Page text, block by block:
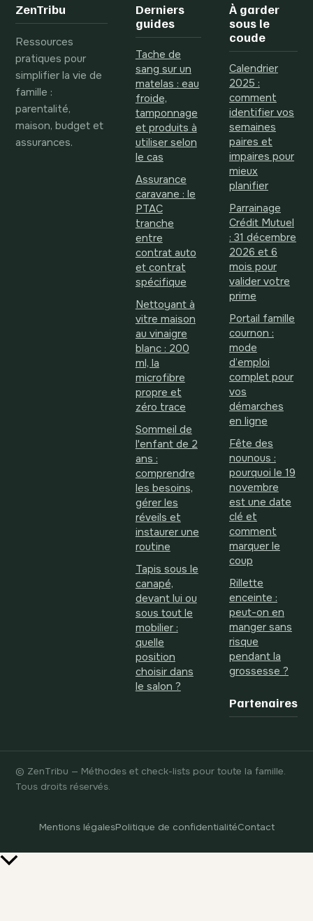
ZenTribu
Ressources
pratiques pour
simplifier la vie de
famille :
parentalité,
maison, budget et
assurances.
Derniers
guides
Tache de
sang sur un
matelas : eau
froide,
tamponnage
et produits à
utiliser selon
le cas
Assurance
caravane : le
PTAC
tranche
entre
contrat auto
et contrat
spécifique
Nettoyant à
vitre maison
au vinaigre
blanc : 200
ml, la
microfibre
propre et
zéro trace
Sommeil de
l'enfant de 2
ans :
comprendre
les besoins,
gérer les
réveils et
instaurer une
routine
Tapis sous le
canapé,
devant lui ou
sous tout le
mobilier :
quelle
position
choisir dans
le salon ?
À garder
sous le
coude
Calendrier
2025 :
comment
identifier vos
semaines
paires et
impaires pour
mieux
planifier
Parrainage
Crédit Mutuel
: 31 décembre
2026 et 6
mois pour
valider votre
prime
Portail famille
cournon :
mode
d’emploi
complet pour
vos
démarches
en ligne
Fête des
nounous :
pourquoi le 19
novembre
est une date
clé et
comment
marquer le
coup
Rillette
enceinte :
peut-on en
manger sans
risque
pendant la
grossesse ?
Partenaires
© ZenTribu — Méthodes et check-lists pour toute la famille.
Tous droits réservés.
Mentions légalesPolitique de confidentialitéContact